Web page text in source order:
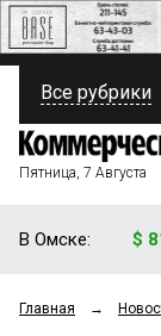
ПОЛИТИКА
ФИНАНСЫ
ОБЩЕСТВО
Все рубрики
Пятница, 7 Августа
В Омске: $
Главная →